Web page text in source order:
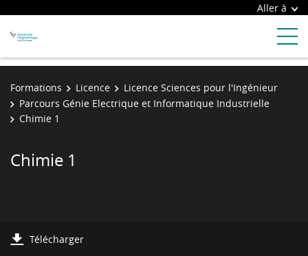
Aller à
Formations Licence
Licence Sciences pour l'Ingénieur
Parcours Génie Electrique et Informatique Industrielle
Chimie 1
Chimie 1
Télécharger